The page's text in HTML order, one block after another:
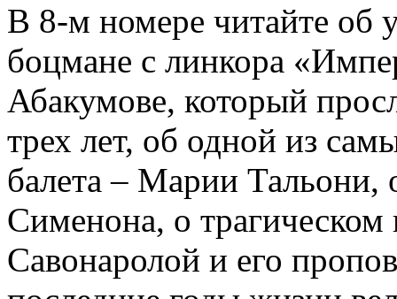
В 8-м номере читайте об
боцмане с линкора
Абакумове, который
трех лет, об одной из
балета – Марии
Сименона, о трагическом
Савонаролой и его